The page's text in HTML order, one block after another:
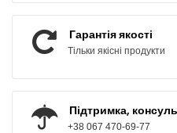
Гарантія якості
Тільки якісні продукти
Підтримка,
+38 067 470-69-77